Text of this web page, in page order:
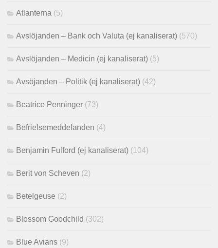
Atlanterna (5)
Avslöjanden – Bank och Valuta (ej kanaliserat) (570)
Avslöjanden – Medicin (ej kanaliserat) (5)
Avsöjanden – Politik (ej kanaliserat) (42)
Beatrice Penninger (73)
Befrielsemeddelanden (4)
Benjamin Fulford (ej kanaliserat) (104)
Berit von Scheven (2)
Betelgeuse (2)
Blossom Goodchild (302)
Blue Avians (9)